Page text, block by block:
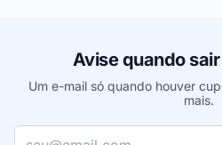
Avise quando
Um e-mail só quando houver
mais.
Seu e-mail